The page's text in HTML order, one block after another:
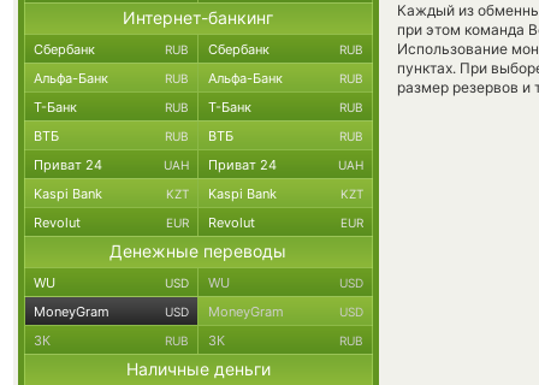
Каждый из
при этом команда
Использование
пунктах. При
размер резервов и
Интернет-банкинг
Сбербанк RUB Сбербанк RUB
Альфа-Банк RUB Альфа-Банк RUB
Т-Банк RUB Т-Банк RUB
ВТБ RUB ВТБ RUB
Приват 24 UAH Приват 24 UAH
Kaspi Bank KZT Kaspi Bank KZT
Revolut EUR Revolut EUR
Денежные переводы
WU USD WU USD
MoneyGram USD MoneyGram USD
ЗК RUB ЗК RUB
Наличные деньги